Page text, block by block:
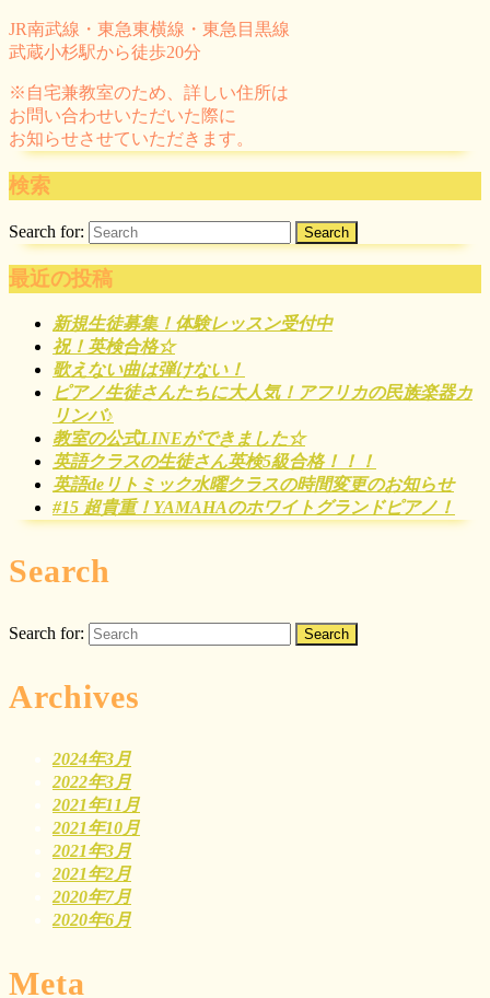
JR南武線・東急東横線・東急目黒線
武蔵小杉駅から徒歩20分
※自宅兼教室のため、詳しい住所は
お問い合わせいただいた際に
お知らせさせていただきます。
検索
Search for:
最近の投稿
新規生徒募集！体験レッスン受付中
祝！英検合格☆
歌えない曲は弾けない！
ピアノ生徒さんたちに大人気！アフリカの民族楽器カ
リンバ♪
教室の公式LINEができました☆
英語クラスの生徒さん英検5級合格！！！
英語deリトミック水曜クラスの時間変更のお知らせ
#15 超貴重！YAMAHAのホワイトグランドピアノ！
Search
Search for:
Archives
2024年3月
2022年3月
2021年11月
2021年10月
2021年3月
2021年2月
2020年7月
2020年6月
Meta